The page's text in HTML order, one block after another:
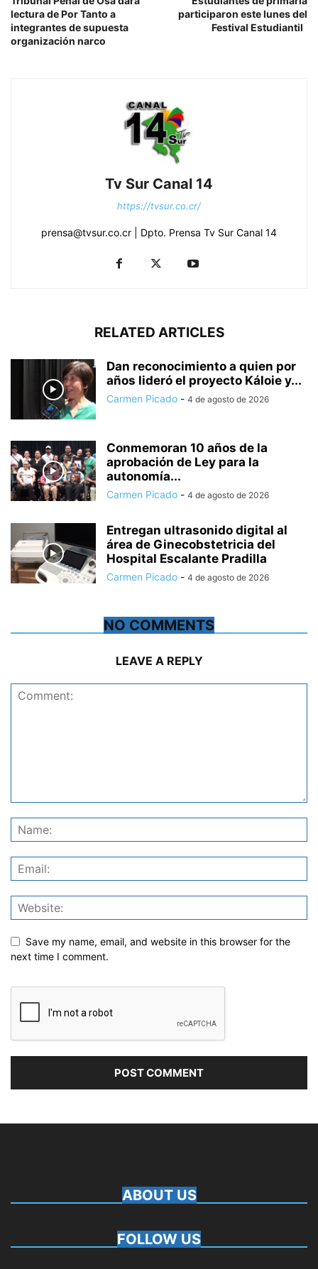
lectura de Por Tanto a
integrantes de supuesta
organización narco
participaron este lunes del
Festival Estudiantil
Tv Sur Canal 14
https://tvsur.co.cr/
prensa@tvsur.co.cr | Dpto. Prensa Tv Sur Canal 14
RELATED ARTICLES
Dan reconocimiento a quien por
años lideró el proyecto Káloie y...
Carmen Picado - 4 de agosto de 2026
Conmemoran 10 años de la
aprobación de Ley para la
autonomía...
Carmen Picado - 4 de agosto de 2026
Entregan ultrasonido digital al
área de Ginecobstetricia del
Hospital Escalante Pradilla
Carmen Picado - 4 de agosto de 2026
NO COMMENTS
LEAVE A REPLY
Save my name, email, and website in this browser for the
next time I comment.
ABOUT US
FOLLOW US